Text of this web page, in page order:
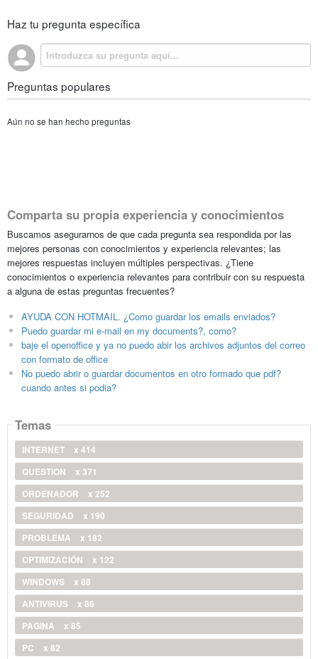
Haz tu pregunta específica
Preguntas populares
Aún no se han hecho preguntas
Comparta su propia experiencia y conocimientos
Buscamos asegurarnos de que cada pregunta sea respondida por las
mejores personas con conocimientos y experiencia relevantes; las
mejores respuestas incluyen múltiples perspectivas. ¿Tiene
conocimientos o experiencia relevantes para contribuir con su respuesta
a alguna de estas preguntas frecuentes?
AYUDA CON HOTMAIL. ¿Como guardar los emails enviados?
Puedo guardar mi e-mail en my documents?, como?
baje el openoffice y ya no puedo abir los archivos adjuntos del correo
con formato de office
No puedo abrir o guardar documentos en otro formado que pdf?
cuando antes si podia?
Temas
INTERNET
x 414
QUESTION
x 371
ORDENADOR
x 252
SEGURIDAD
x 190
PROBLEMA
x 182
OPTIMIZACIÓN
x 122
WINDOWS
x 88
ANTIVIRUS
x 86
PAGINA
x 85
PC
x 82